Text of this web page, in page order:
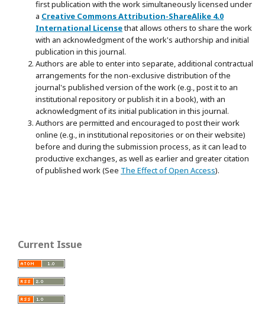
first publication with the work simultaneously licensed under
a Creative Commons Attribution-ShareAlike 4.0
International Licensethat allows others to share the work
with an acknowledgment of the work's authorship and initial
publication in this journal.
Authors are able to enter into separate, additional contractual
arrangements for the non-exclusive distribution of the
journal's published version of the work (e.g., post it to an
institutional repository or publish it in a book), with an
acknowledgment of its initial publication in this journal.
Authors are permitted and encouraged to post their work
online (e.g., in institutional repositories or on their website)
before and during the submission process, as it can lead to
productive exchanges, as well as earlier and greater citation
of published work (See The Effect of Open Access).
Current Issue